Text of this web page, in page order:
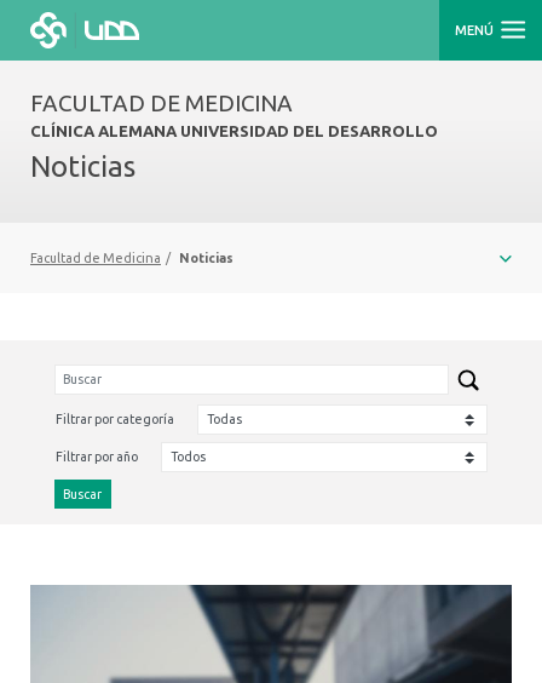
MENÚ
FACULTAD DE MEDICINA
CLÍNICA ALEMANA UNIVERSIDAD DEL DESARROLLO
Noticias
Facultad de Medicina / Noticias
Filtrar por categoría
Filtrar por año
Buscar